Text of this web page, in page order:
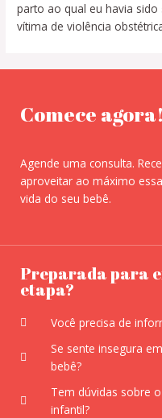
parto ao qual eu havia sido
vítima de violência
Comece agora!
Agende uma consulta.
aproveitar ao máximo
vida do seu bebê.
Preparada para
etapa?
Você precisa de
Se sente insegura
bebê?
Tem dúvidas sobre
infantil?